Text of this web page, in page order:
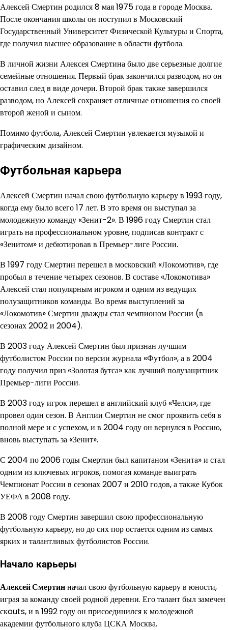
Алексей Смертин родился 8 мая 1975 года в городе Москва.
После окончания школы он поступил в Московский
Государственный Университет Физической Культуры и Спорта,
где получил высшее образование в области футбола.
В личной жизни Алексея Смертина было две серьезные долгие
семейные отношения. Первый брак закончился разводом, но он
оставил след в виде дочери. Второй брак также завершился
разводом, но Алексей сохраняет отличные отношения со своей
второй женой и сыном.
Помимо футбола, Алексей Смертин увлекается музыкой и
графическим дизайном.
Футбольная карьера
Алексей Смертин начал свою футбольную карьеру в 1993 году,
когда ему было всего 17 лет. В это время он выступал за
молодежную команду «Зенит-2». В 1996 году Смертин стал
играть на профессиональном уровне, подписав контракт с
«Зенитом» и дебютировав в Премьер-лиге России.
В 1997 году Смертин перешел в московский «Локомотив», где
пробыл в течение четырех сезонов. В составе «Локомотива»
Алексей стал популярным игроком и одним из ведущих
полузащитников команды. Во время выступлений за
«Локомотив» Смертин дважды стал чемпионом России (в
сезонах 2002 и 2004).
В 2003 году Алексей Смертин был признан лучшим
футболистом России по версии журнала «Футбол», а в 2004
году получил приз «Золотая бутса» как лучший полузащитник
Премьер-лиги России.
В 2003 году игрок перешел в английский клуб «Челси», где
провел один сезон. В Англии Смертин не смог проявить себя в
полной мере и с успехом, и в 2004 году он вернулся в Россию,
вновь выступать за «Зенит».
С 2004 по 2006 годы Смертин был капитаном «Зенита» и стал
одним из ключевых игроков, помогая команде выиграть
Чемпионат России в сезонах 2007 и 2010 годов, а также Кубок
УЕФА в 2008 году.
В 2008 году Смертин завершил свою профессиональную
футбольную карьеру, но до сих пор остается одним из самых
ярких и талантливых футболистов России.
Начало карьеры
Алексей Смертинначал свою футбольную карьеру в юности,
играя за команду своей родной деревни. Его талант был замечен
скouts, и в 1992 году он присоединился к молодежной
академии футбольного клуба ЦСКА Москва.